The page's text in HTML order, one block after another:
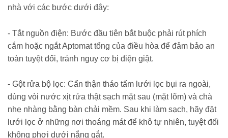
nhà với các bước dưới đây:
- Tắt nguồn điện: Bước đầu tiên bắt buộc phải rút phích
cắm hoặc ngắt Aptomat tổng của điều hòa để đảm bảo an
toàn tuyệt đối, tránh nguy cơ bị điện giật.
- Gột rửa bộ lọc: Cẩn thận tháo tấm lưới lọc bụi ra ngoài,
dùng vòi nước xịt rửa thật sạch mặt sau (mặt lõm) và chà
nhẹ nhàng bằng bàn chải mềm. Sau khi làm sạch, hãy đặt
lưới lọc ở những nơi thoáng mát để khô tự nhiên, tuyệt đối
không phơi dưới nắng gắt.